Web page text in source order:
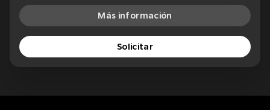
Más información
Solicitar